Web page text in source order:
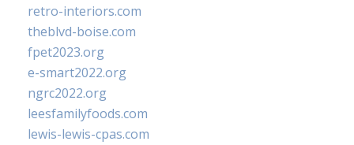
retro-interiors.com
theblvd-boise.com
fpet2023.org
e-smart2022.org
ngrc2022.org
leesfamilyfoods.com
lewis-lewis-cpas.com